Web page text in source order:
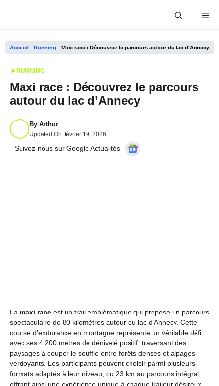
Accueil - Running - Maxi race : Découvrez le parcours autour du lac d’Annecy
RUNNING
Maxi race : Découvrez le parcours
autour du lac d’Annecy
By Arthur
Updated On: février 19, 2026
Suivez-nous sur Google Actualités
La maxi race est un trail emblématique qui propose un parcours
spectaculaire de 80 kilomètres autour du lac d’Annecy. Cette
course d’endurance en montagne représente un véritable défi
avec ses 4 200 mètres de dénivelé positif, traversant des
paysages à couper le souffle entre forêts denses et alpages
verdoyants. Les participants peuvent choisir parmi plusieurs
formats adaptés à leur niveau, du 23 km au parcours intégral,
offrant ainsi une expérience unique à chaque traileur désireux